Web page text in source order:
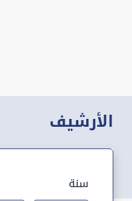
الأرشيف
سنة